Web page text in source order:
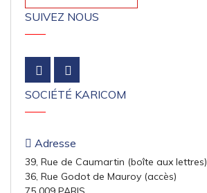
SUIVEZ NOUS
SOCIÉTÉ KARICOM
Adresse
39, Rue de Caumartin (boîte aux lettres)
36, Rue Godot de Mauroy (accès)